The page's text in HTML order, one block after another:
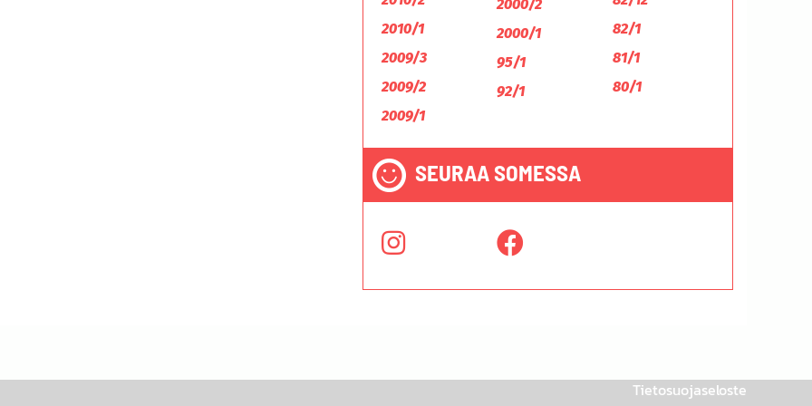
2010/1
2009/3
2009/2
2009/1
2000/2
2000/1
95/1
92/1
82/1
81/1
80/1
SEURAA SOMESSA
Tietosuojaseloste